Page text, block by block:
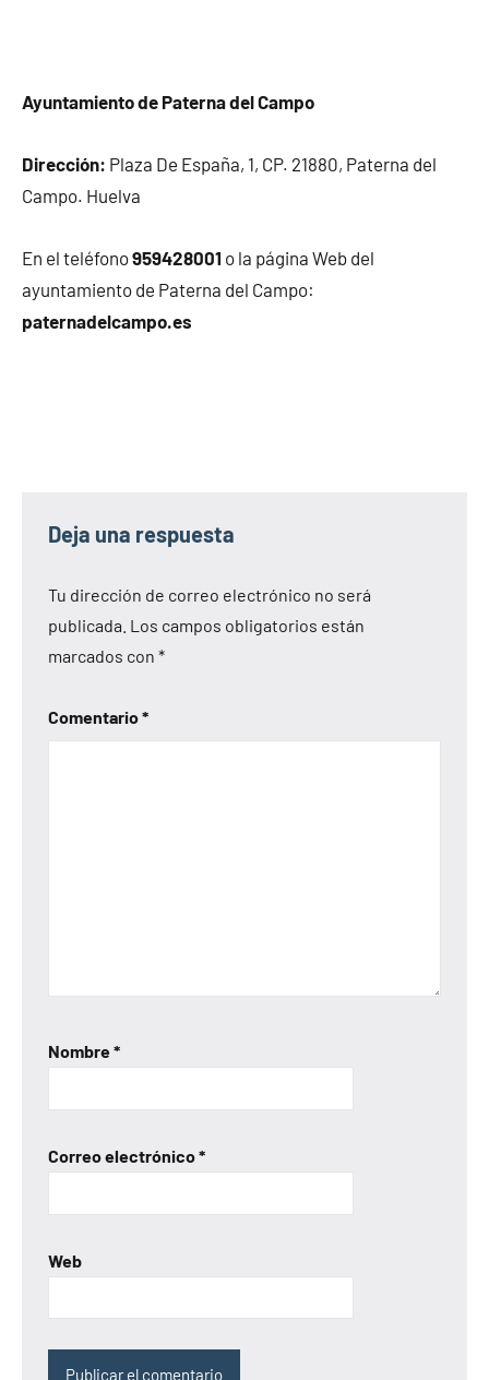
Ayuntamiento de Paterna del Campo
Dirección: Plaza De España, 1, CP. 21880, Paterna del
Campo. Huelva
En el teléfono959428001 o la página Web del
ayuntamiento de Paterna del Campo:
paternadelcampo.es
Deja una respuesta
Tu dirección de correo electrónico no será
publicada. Los campos obligatorios están
marcados con *
Comentario*
Nombre*
Correo electrónico*
Web